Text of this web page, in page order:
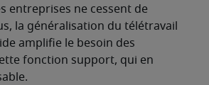
entreprises ne cessent de
la généralisation du télétravail
amplifie le besoin des
fonction support, qui en